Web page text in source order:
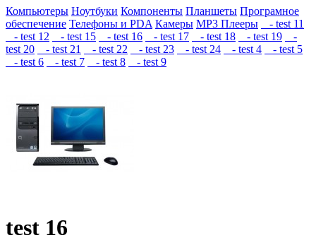
Компьютеры Ноутбуки Компоненты Планшеты Програмное
обеспечение Телефоны и PDA Камеры MP3 Плееры
- test 11
- test 12
- test 15 - test 16 - test 17 - test 18 - test 19
-
test 20
- test 21 - test 22 - test 23 - test 24 - test 4
- test 5
- test 6
- test 7 - test 8 - test 9
test 16